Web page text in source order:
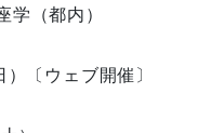
学（都内）
）〔ウェブ開催〕